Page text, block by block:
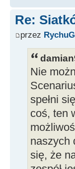
Re:
przez
Nie
spełni
coś, ten
naszych
się, że